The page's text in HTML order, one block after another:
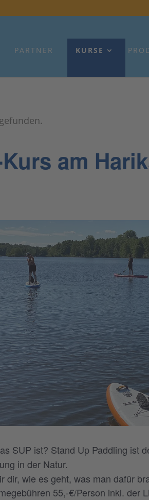
PARTNER KURSE
am
SUP ist? Stand Up Paddling ist
in der Natur.
dir, wie es geht, was man dafür
55,-€/Person inkl. der